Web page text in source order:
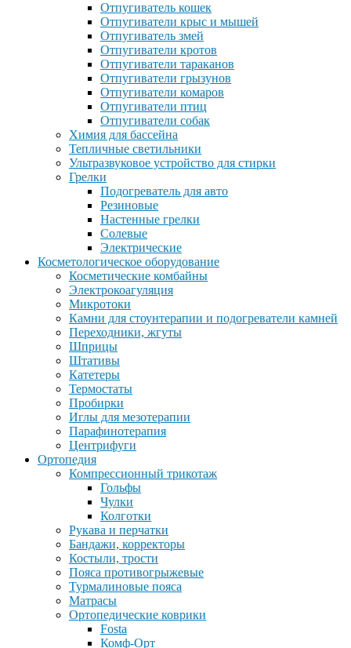
Отпугиватель кошек
Отпугиватели крыс и мышей
Отпугиватель змей
Отпугиватели кротов
Отпугиватели тараканов
Отпугиватели грызунов
Отпугиватели комаров
Отпугиватели птиц
Отпугиватели собак
Химия для бассейна
Тепличные светильники
Ультразвуковое устройство для стирки
Грелки
Подогреватель для авто
Резиновые
Настенные грелки
Солевые
Электрические
Косметологическое оборудование
Косметические комбайны
Электрокоагуляция
Микротоки
Камни для стоунтерапии и подогреватели камней
Переходники, жгуты
Шприцы
Штативы
Катетеры
Термостаты
Пробирки
Иглы для мезотерапии
Парафинотерапия
Центрифуги
Ортопедия
Компрессионный трикотаж
Гольфы
Чулки
Колготки
Рукава и перчатки
Бандажи, корректоры
Костыли, трости
Пояса противогрыжевые
Турмалиновые пояса
Матрасы
Ортопедические коврики
Fosta
Комф-Орт